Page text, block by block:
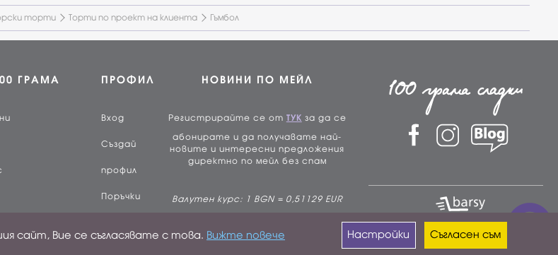
торти Торти по проект на клиента Гъмбол
ГРАМА
ПРОФИЛ
Вход
Създай
профил
Поръчки
НОВИНИ ПО МЕЙЛ
Регистрирайте се от ТУК за да се
абонирате и да получавате най-
новите и интересни предложения
директно по мейл без спам
Валутен курс: 1 BGN = 0,51129 EUR
сайт, Вие се съгласявате с това. Вижте повече Настройки Съгласен съм